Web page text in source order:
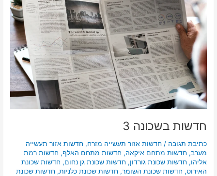
חדשות בשכונה 3
כתיבת תגובה /חדשות אזור תעשייה מזרח,חדשות אזור תעשייה
מערב,חדשות מתחם איקאה,חדשות מתחם האלף,חדשות רמת
אליהו,חדשות שכונת גורדון,חדשות שכונת גן נחום,חדשות שכונת
האירוס,חדשות שכונת השומר,חדשות שכונת כלניות,חדשות שכונת
3